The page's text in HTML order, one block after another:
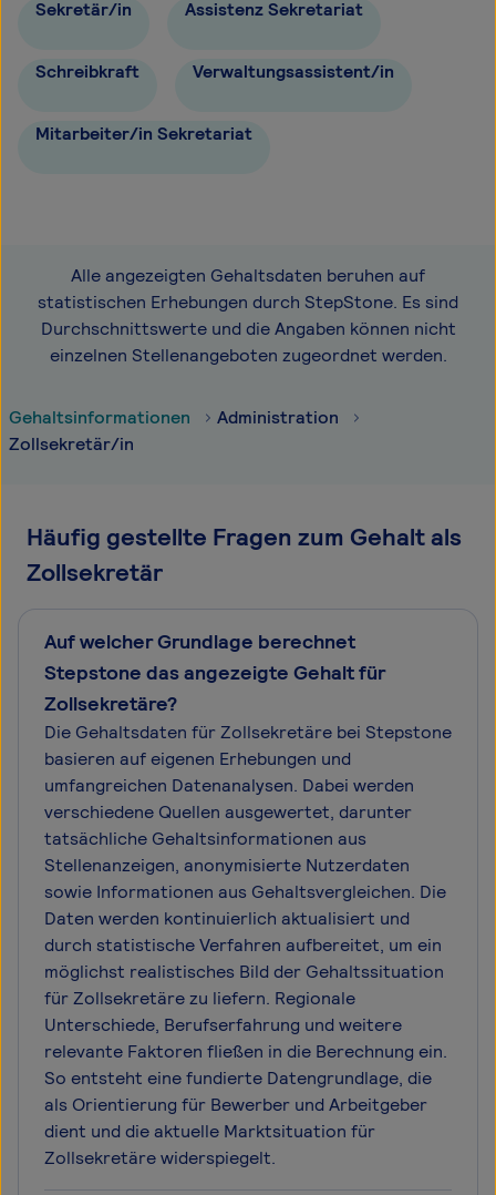
Sekretär/in Assistenz Sekretariat
Schreibkraft Verwaltungsassistent/in
Mitarbeiter/in Sekretariat
Alle angezeigten Gehaltsdaten beruhen auf
statistischen Erhebungen durch StepStone. Es sind
Durchschnittswerte und die Angaben können nicht
einzelnen Stellenangeboten zugeordnet werden.
Gehaltsinformationen
Administration
Zollsekretär/in
Häufig gestellte Fragen zum Gehalt als
Zollsekretär
Auf welcher Grundlage berechnet
Stepstone das angezeigte Gehalt für
Zollsekretäre?
Die Gehaltsdaten für Zollsekretäre bei Stepstone
basieren auf eigenen Erhebungen und
umfangreichen Datenanalysen. Dabei werden
verschiedene Quellen ausgewertet, darunter
tatsächliche Gehaltsinformationen aus
Stellenanzeigen, anonymisierte Nutzerdaten
sowie Informationen aus Gehaltsvergleichen. Die
Daten werden kontinuierlich aktualisiert und
durch statistische Verfahren aufbereitet, um ein
möglichst realistisches Bild der Gehaltssituation
für Zollsekretäre zu liefern. Regionale
Unterschiede, Berufserfahrung und weitere
relevante Faktoren fließen in die Berechnung ein.
So entsteht eine fundierte Datengrundlage, die
als Orientierung für Bewerber und Arbeitgeber
dient und die aktuelle Marktsituation für
Zollsekretäre widerspiegelt.